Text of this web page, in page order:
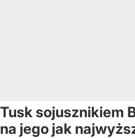
Tusk sojusznikiem
na jego jak